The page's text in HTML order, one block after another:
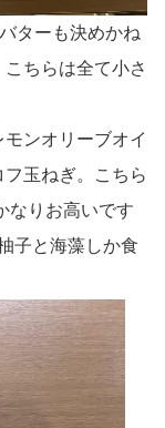
ターも決めかね
ちらは全て小さ
ンオリーブオイ
玉ねぎ。こちら
なりお高いです
子と海藻しか食